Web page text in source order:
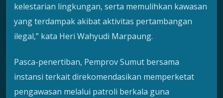
kelestarian lingkungan, serta memulihkan kawasan
yang terdampak akibat aktivitas pertambangan
ilegal,” kata Heri Wahyudi Marpaung.
Pasca-penertiban, Pemprov Sumut bersama
instansi terkait direkomendasikan memperketat
pengawasan melalui patroli berkala guna